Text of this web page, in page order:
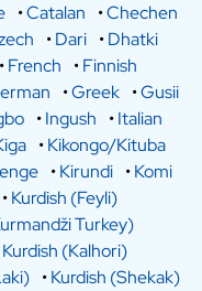
•Catalan •Chechen
•Dari •Dhatki
•French •Finnish
•Greek •Gusii
•Ingush •Italian
•Kikongo/Kituba
•Kirundi •Komi
•Kurdish (Feyli)
Turkey)
Kurdish (Kalhori)
•Kurdish (Shekak)